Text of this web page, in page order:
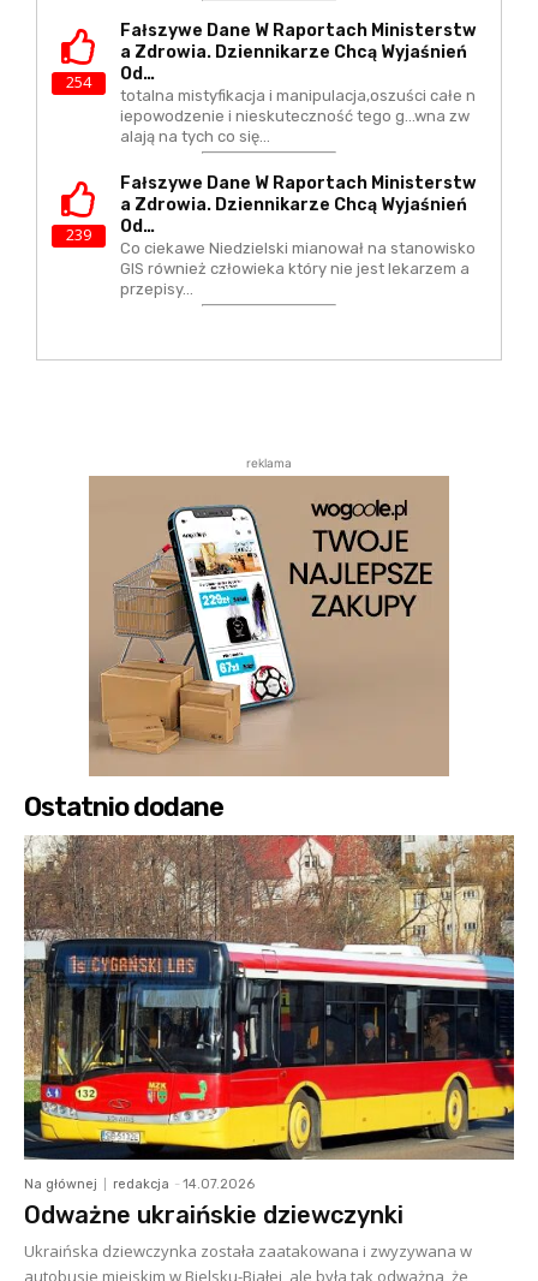
254
Fałszywe Dane W Raportach Ministerstw
A Zdrowia. Dziennikarze Chcą Wyjaśnień
Od…
totalna mistyfikacja i manipulacja,oszuści całe n
iepowodzenie i nieskuteczność tego g...wna zw
alają na tych co się…
239
Fałszywe Dane W Raportach Ministerstw
A Zdrowia. Dziennikarze Chcą Wyjaśnień
Od…
Co ciekawe Niedzielski mianował na stanowisko
GIS również człowieka który nie jest lekarzem a
przepisy…
reklama
Ostatnio dodane
Na głównej redakcja - 14.07.2026
Odważne ukraińskie dziewczynki
Ukraińska dziewczynka została zaatakowana i zwyzywana w
autobusie miejskim w Bielsku-Białej, ale była tak odważna, że